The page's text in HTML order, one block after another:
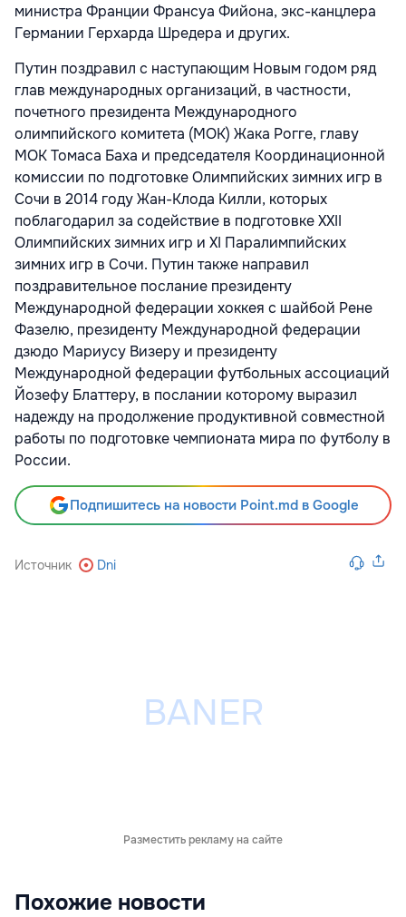
министра Франции Франсуа Фийона, экс-канцлера
Германии Герхарда Шредера и других.
Путин поздравил с наступающим Новым годом ряд
глав международных организаций, в частности,
почетного президента Международного
олимпийского комитета (МОК) Жака Рогге, главу
МОК Томаса Баха и председателя Координационной
комиссии по подготовке Олимпийских зимних игр в
Сочи в 2014 году Жан-Клода Килли, которых
поблагодарил за содействие в подготовке XXII
Олимпийских зимних игр и XI Паралимпийских
зимних игр в Сочи. Путин также направил
поздравительное послание президенту
Международной федерации хоккея с шайбой Рене
Фазелю, президенту Международной федерации
дзюдо Мариусу Визеру и президенту
Международной федерации футбольных ассоциаций
Йозефу Блаттеру, в послании которому выразил
надежду на продолжение продуктивной совместной
работы по подготовке чемпионата мира по футболу в
России.
Подпишитесь на новости Point.md в Google
Источник Dni
Разместить рекламу на сайте
Похожие новости